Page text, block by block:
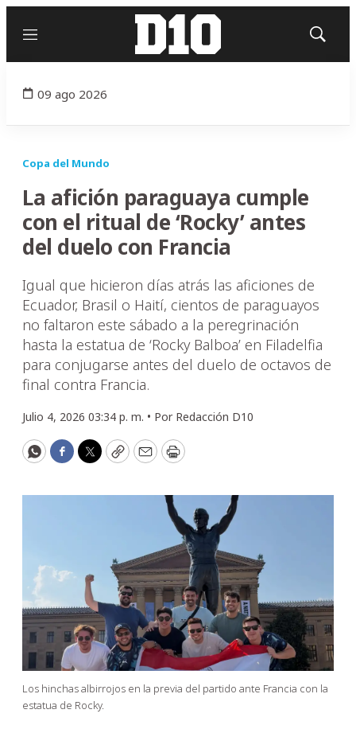
Menú
Mostrar
09 ago 2026
Copa del Mundo
La afición paraguaya cumple
con el ritual de ‘Rocky’ antes
del duelo con Francia
Igual que hicieron días atrás las aficiones de
Ecuador, Brasil o Haití, cientos de paraguayos
no faltaron este sábado a la peregrinación
hasta la estatua de ‘Rocky Balboa’ en Filadelfia
para conjugarse antes del duelo de octavos de
final contra Francia.
Julio 4, 2026 03:34 p. m. • Por Redacción D10
WhatsApp
Facebook
Twitter
CopyEmailPrint
Los hinchas albirrojos en la previa del partido ante Francia con la
estatua de Rocky.